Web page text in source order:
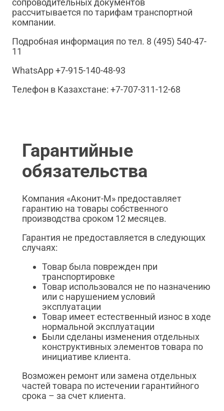
сопроводительных документов
рассчитывается по тарифам транспортной
компании.
Подробная информация по тел. 8 (495) 540-47-
11
WhatsApp +7-915-140-48-93
Телефон в Казахстане: +7-707-311-12-68
Гарантийные
обязательства
Компания «Аконит-М» предоставляет
гарантию на товары собственного
производства сроком 12 месяцев.
Гарантия не предоставляется в следующих
случаях:
Товар была поврежден при
транспортировке
Товар использовался не по назначению
или с нарушением условий
эксплуатации
Товар имеет естественный износ в ходе
нормальной эксплуатации
Были сделаны изменения отдельных
конструктивных элементов товара по
инициативе клиента.
Возможен ремонт или замена отдельных
частей товара по истечении гарантийного
срока – за счет клиента.